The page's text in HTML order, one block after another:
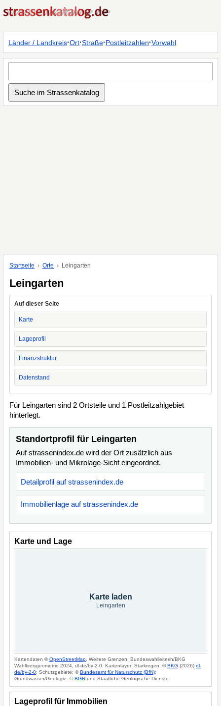
Länder / Landkreis·Ort·Straße·Postleitzahlen·Vorwahl
Startseite Orte Leingarten
Leingarten
Auf dieser Seite
Karte
Lageprofil
Finanzstruktur
Datenstand
Für Leingarten sind 2 Ortsteile und 1 Postleitzahlgebiet
hinterlegt.
Standortprofil für Leingarten
Auf strassenindex.de wird der Ort zusätzlich aus
Immobilien- und Mikrolage-Sicht eingeordnet.
Detailprofil auf strassenindex.de
Immobilienlage auf strassenindex.de
Karte und Lage
Karte laden
Leingarten
Kartendaten ©OpenStreetMap . Weitere Grenzen: Bundeswahlleiterin/BKG
Wahlkreisgeometrie 2024, dl-de/by-2-0. Kartenlayer: Starkregen: ©BKG (2026) dl-
de/by-2-0; Schutzgebiete: ©Bundesamt für Naturschutz (BfN);
Grundwasser/Geologie: ©BGR und Staatliche Geologische Dienste.
Lageprofil für Immobilien